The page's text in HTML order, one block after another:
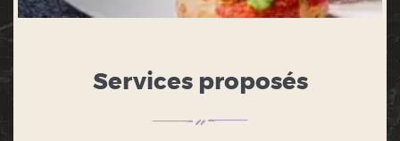
Services proposés